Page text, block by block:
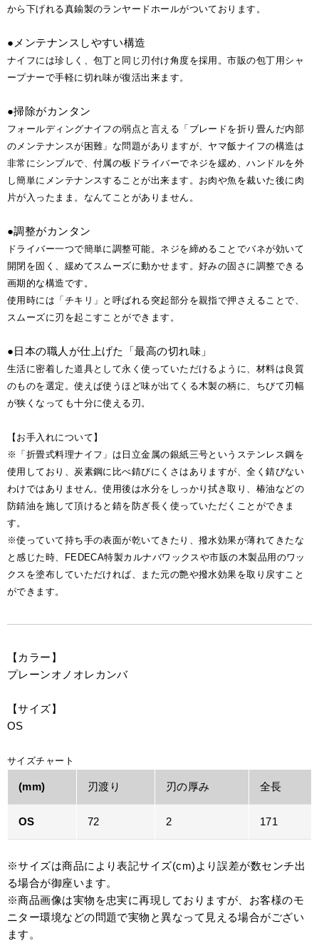
から下げれる真鍮製のランヤードホールがついております。
●メンテナンスしやすい構造
ナイフには珍しく、包丁と同じ刃付け角度を採用。市販の包丁用シャ
ープナーで手軽に切れ味が復活出来ます。
●掃除がカンタン
フォールディングナイフの弱点と言える「ブレードを折り畳んだ内部
のメンテナンスが困難」な問題がありますが、ヤマ飯ナイフの構造は
非常にシンプルで、付属の板ドライバーでネジを緩め、ハンドルを外
し簡単にメンテナンスすることが出来ます。お肉や魚を裁いた後に肉
片が入ったまま。なんてことがありません。
●調整がカンタン
ドライバー一つで簡単に調整可能。ネジを締めることでバネが効いて
開閉を固く、緩めてスムーズに動かせます。好みの固さに調整できる
画期的な構造です。
使用時には「チキリ」と呼ばれる突起部分を親指で押さえることで、
スムーズに刃を起こすことができます。
●日本の職人が仕上げた「最高の切れ味」
生活に密着した道具として永く使っていただけるように、材料は良質
のものを選定。使えば使うほど味が出てくる木製の柄に、ちびて刃幅
が狭くなっても十分に使える刃。
【お手入れについて】
※「折畳式料理ナイフ」は日立金属の銀紙三号というステンレス鋼を
使用しており、炭素鋼に比べ錆びにくさはありますが、全く錆びない
わけではありません。使用後は水分をしっかり拭き取り、椿油などの
防錆油を施して頂けると錆を防ぎ長く使っていただくことができま
す。
※使っていて持ち手の表面が乾いてきたり、撥水効果が薄れてきたな
と感じた時、FEDECA特製カルナバワックスや市販の木製品用のワッ
クスを塗布していただければ、また元の艶や撥水効果を取り戻すこと
ができます。
【カラー】
プレーンオノオレカンバ
【サイズ】
OS
サイズチャート
(mm) 刃渡り 刃の厚み 全長
OS 72 2 171
※サイズは商品により表記サイズ(cm)より誤差が数センチ出
る場合が御座います。
※商品画像は実物を忠実に再現しておりますが、お客様のモ
ニター環境などの問題で実物と異なって見える場合がござい
ます。